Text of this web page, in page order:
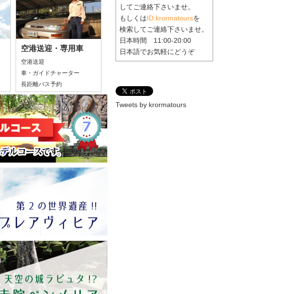
空港送迎・専用車
空港送迎
車・ガイドチャーター
長距離バス予約
してご連絡下さいませ。
もしくはID:krormatoursを
検索してご連絡下さいませ。
日本時間 11:00-20:00
日本語でお気軽にどうぞ
Tweets by krormatours